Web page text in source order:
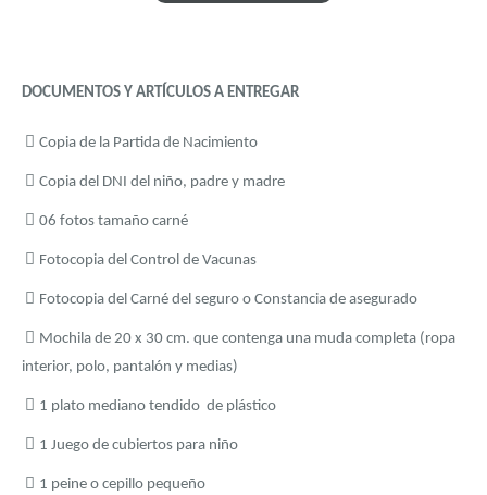
DOCUMENTOS Y ARTÍCULOS A ENTREGAR
Copia de la Partida de Nacimiento
Copia del DNI del niño, padre y madre
06 fotos tamaño carné
Fotocopia del Control de Vacunas
Fotocopia del Carné del seguro o Constancia de asegurado
Mochila de 20 x 30 cm. que contenga una muda completa (ropa
interior, polo, pantalón y medias)
1 plato mediano tendido de plástico
1 Juego de cubiertos para niño
1 peine o cepillo pequeño